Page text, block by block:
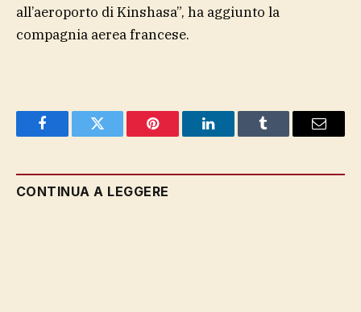
all’aeroporto di Kinshasa”, ha aggiunto la
compagnia aerea francese.
FacebookTwitter Pinterest LinkedInTumblr Email
CONTINUA A LEGGERE